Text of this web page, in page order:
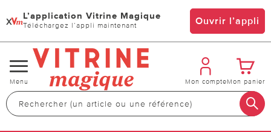
x L’application Vitrine Magique
Téléchargez l’appli maintenant Ouvrir l’appli
Changer
de
navigation
Menu Mon compteMon panier